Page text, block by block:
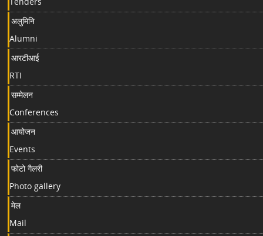
अलुमिनि
Alumni
आरटीआई
RTI
सम्मेलन
Conferences
आयोजन
Events
फोटो गैलरी
Photo gallery
मेल
Mail